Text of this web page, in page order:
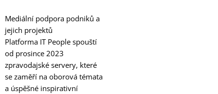
Mediální podpora podniků a
jejich projektů
Platforma IT People spouští
od prosince 2023
zpravodajské servery, které
se zaměří na oborová témata
a úspěšné inspirativní